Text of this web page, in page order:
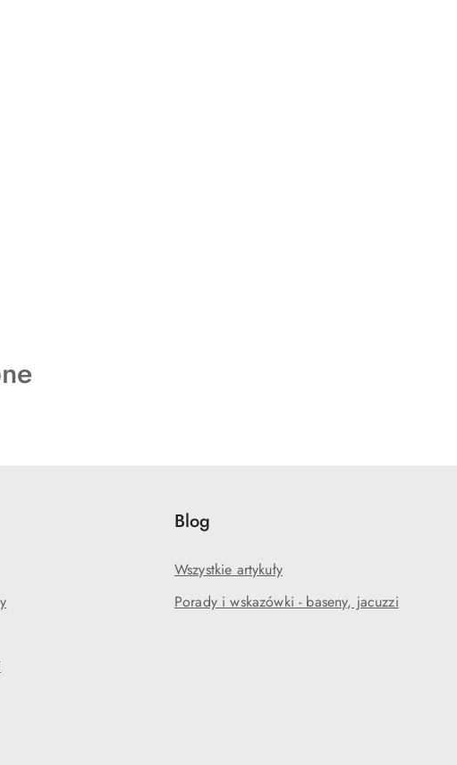
Blog
Wszystkie artykuły
Porady i wskazówki - baseny, jacuzzi